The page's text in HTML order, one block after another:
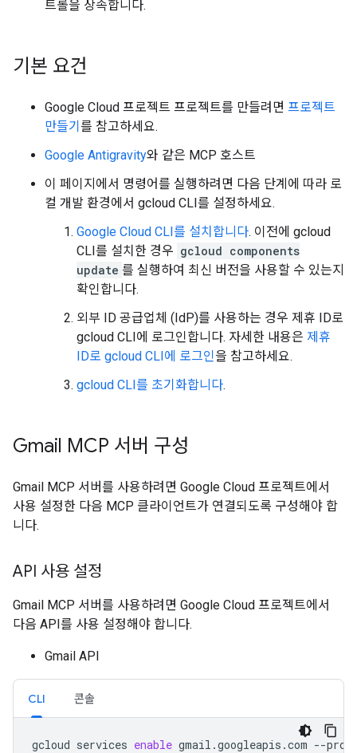
트롤을 상속합니다.
기본 요건
Google Cloud 프로젝트 프로젝트를 만들려면 프로젝트
만들기 를 참고하세요.
Google Antigravity와 같은 MCP 호스트
이 페이지에서 명령어를 실행하려면 다음 단계에 따라 로
컬 개발 환경에서 gcloud CLI를 설정하세요.
Google Cloud CLI를 설치합니다. 이전에 gcloud
CLI를 설치한 경우 gcloud components
update 를 실행하여 최신 버전을 사용할 수 있는지
확인합니다.
외부 ID 공급업체 (IdP)를 사용하는 경우 제휴 ID로
gcloud CLI에 로그인합니다. 자세한 내용은 제휴
ID로 gcloud CLI에 로그인을 참고하세요.
gcloud CLI를 초기화합니다.
Gmail MCP 서버 구성
Gmail MCP 서버를 사용하려면 Google Cloud 프로젝트에서
사용 설정한 다음 MCP 클라이언트가 연결되도록 구성해야 합
니다.
API 사용 설정
Gmail MCP 서버를 사용하려면 Google Cloud 프로젝트에서
다음 API를 사용 설정해야 합니다.
Gmail API
CLI 콘솔
gcloud services enable gmail.googleapis.com --